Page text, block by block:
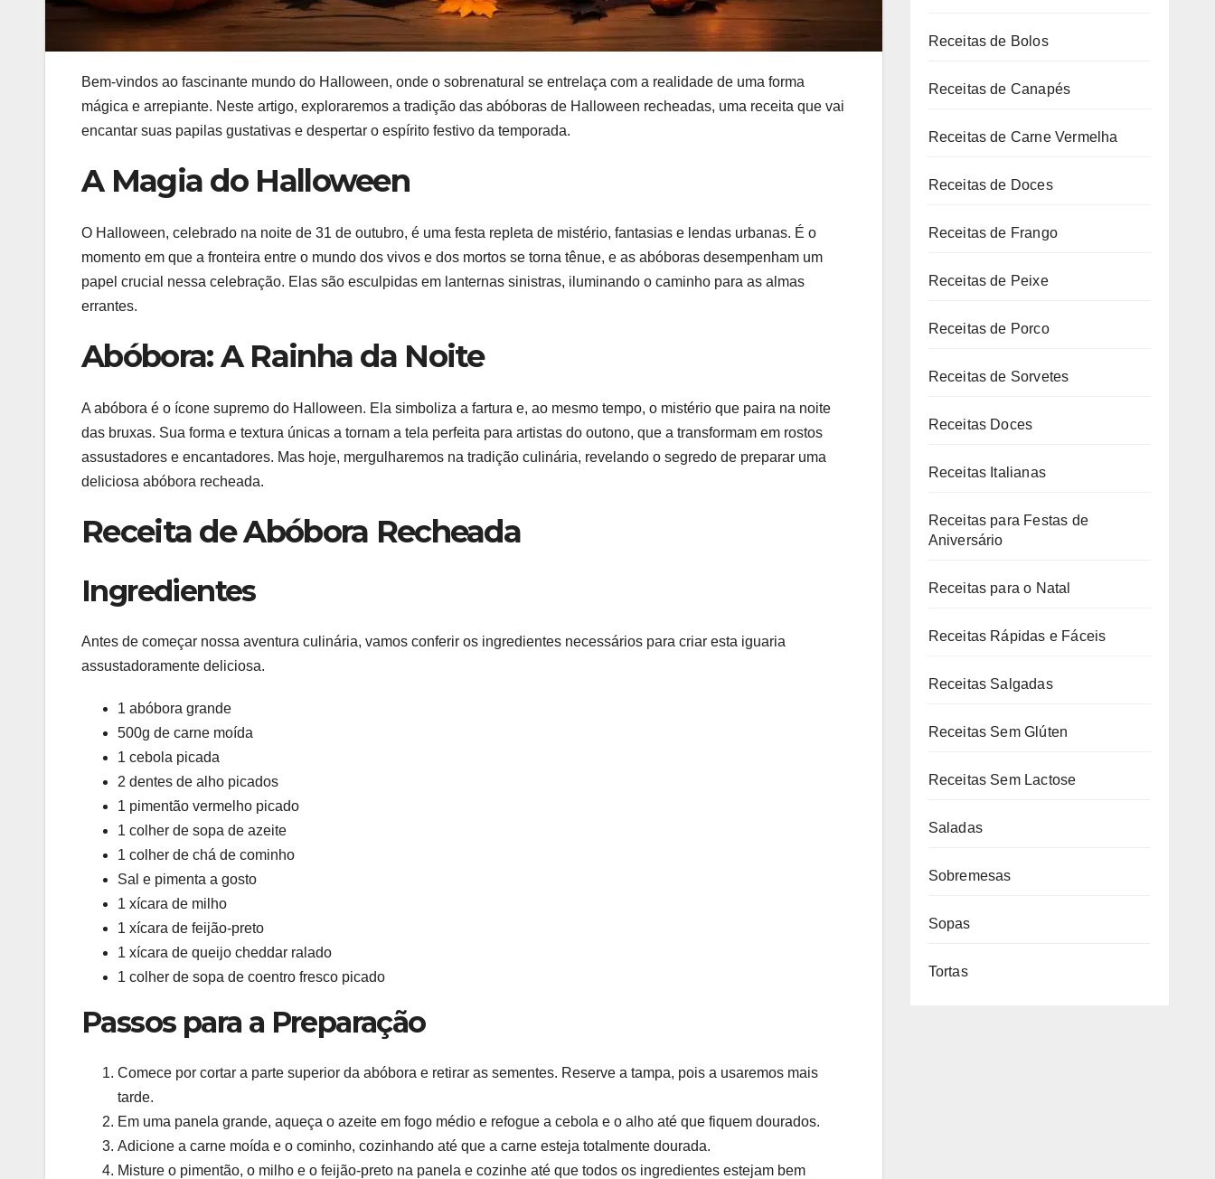
Bem-vindos ao fascinante mundo do Halloween, onde o sobrenatural se entrelaça com a realidade de uma forma
mágica e arrepiante. Neste artigo, exploraremos a tradição das abóboras de Halloween recheadas, uma receita que vai
encantar suas papilas gustativas e despertar o espírito festivo da temporada.
A Magia do Halloween
O Halloween, celebrado na noite de 31 de outubro, é uma festa repleta de mistério, fantasias e lendas urbanas. É o
momento em que a fronteira entre o mundo dos vivos e dos mortos se torna tênue, e as abóboras desempenham um
papel crucial nessa celebração. Elas são esculpidas em lanternas sinistras, iluminando o caminho para as almas
errantes.
Abóbora: A Rainha da Noite
A abóbora é o ícone supremo do Halloween. Ela simboliza a fartura e, ao mesmo tempo, o mistério que paira na noite
das bruxas. Sua forma e textura únicas a tornam a tela perfeita para artistas do outono, que a transformam em rostos
assustadores e encantadores. Mas hoje, mergulharemos na tradição culinária, revelando o segredo de preparar uma
deliciosa abóbora recheada.
Receita de Abóbora Recheada
Ingredientes
Antes de começar nossa aventura culinária, vamos conferir os ingredientes necessários para criar esta iguaria
assustadoramente deliciosa.
1 abóbora grande
500g de carne moída
1 cebola picada
2 dentes de alho picados
1 pimentão vermelho picado
1 colher de sopa de azeite
1 colher de chá de cominho
Sal e pimenta a gosto
1 xícara de milho
1 xícara de feijão-preto
1 xícara de queijo cheddar ralado
1 colher de sopa de coentro fresco picado
Passos para a Preparação
Comece por cortar a parte superior da abóbora e retirar as sementes. Reserve a tampa, pois a usaremos mais
tarde.
Em uma panela grande, aqueça o azeite em fogo médio e refogue a cebola e o alho até que fiquem dourados.
Adicione a carne moída e o cominho, cozinhando até que a carne esteja totalmente dourada.
Misture o pimentão, o milho e o feijão-preto na panela e cozinhe até que todos os ingredientes estejam bem
Receitas de Bolos
Receitas de Canapés
Receitas de Carne Vermelha
Receitas de Doces
Receitas de Frango
Receitas de Peixe
Receitas de Porco
Receitas de Sorvetes
Receitas Doces
Receitas Italianas
Receitas para Festas de
Aniversário
Receitas para o Natal
Receitas Rápidas e Fáceis
Receitas Salgadas
Receitas Sem Glúten
Receitas Sem Lactose
Saladas
Sobremesas
Sopas
Tortas